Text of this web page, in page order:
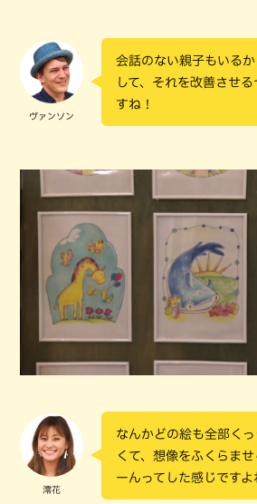
ヴァンソン
会話のない親子もいる
して、それを改善させ
すね！
澪花
なんかどの絵も全部く
くて、想像をふくらま
ーんってした感じですよ